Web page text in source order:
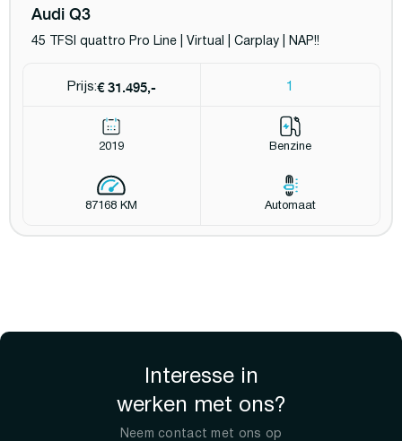
Audi Q3
45 TFSI quattro Pro Line | Virtual | Carplay | NAP!!
Prijs:€ 31.495,- 1
2019 Benzine
87168 KM Automaat
Interesse in
werken met ons?
Neem contact met ons op